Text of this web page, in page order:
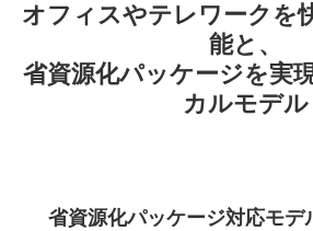
オフィスやテレワークを
能と、
省資源化パッケージを実
カルモデル
省資源化パッケージ対応モデ